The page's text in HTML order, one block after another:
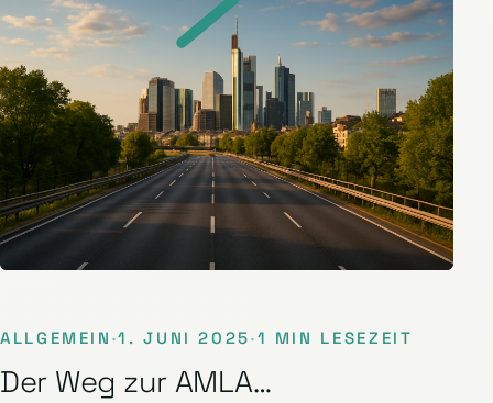
ALLGEMEIN ·1. JUNI 2025·1 MIN LESEZEIT
Der Weg zur AMLA…